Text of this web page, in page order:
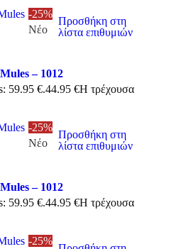
-25%
Νέο
Προσθήκη στη
λίστα επιθυμιών
– 1012
59.95 €.44.95 €Η τρέχουσα
-25%
Νέο
Προσθήκη στη
λίστα επιθυμιών
– 1012
59.95 €.44.95 €Η τρέχουσα
-25%